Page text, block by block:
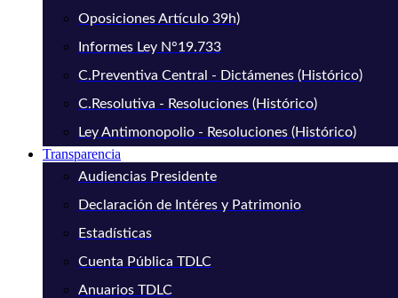
Oposiciones Artículo 39h)
Informes Ley N°19.733
C.Preventiva Central - Dictámenes (Histórico)
C.Resolutiva - Resoluciones (Histórico)
Ley Antimonopolio - Resoluciones (Histórico)
Transparencia
Audiencias Presidente
Declaración de Intéres y Patrimonio
Estadísticas
Cuenta Pública TDLC
Anuarios TDLC